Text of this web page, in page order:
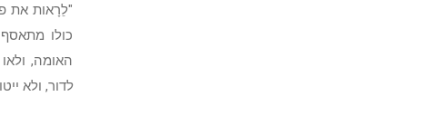
"לֵרָאות את
כולו
האומה,
לדור, ולא